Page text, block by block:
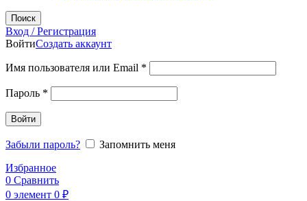
Поиск
Вход / Регистрация
ВойтиСоздать аккаунт
Имя пользователя или Email *
Пароль *
Войти
Забыли пароль?
Запомнить меня
Избранное
0 Сравнить
0 элемент 0 ₽